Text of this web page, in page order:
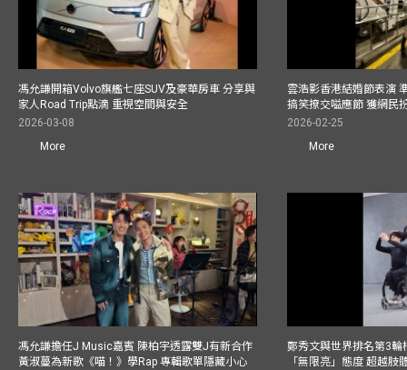
馮允謙開箱Volvo旗艦七座SUV及豪華房車 分享與
家人Road Trip點滴 重視空間與安全
2026-03-08
More
雲浩影香港結婚節表演
搞笑撩交嗌應節 獲網民
2026-02-25
More
馮允謙擔任J Music嘉賓 陳柏宇透露雙J有新合作
黃淑蔓為新歌《喵！》學Rap 專輯歌單隱藏小心
鄭秀文與世界排名第3輪
「無限亮」態度 超越肢